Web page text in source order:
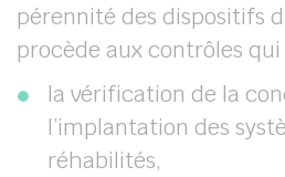
pérennité des dispositifs
procède aux contrôles
la vérification de la
l’implantation des
réhabilités,